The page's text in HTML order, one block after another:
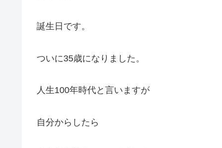
誕生日です。
ついに35歳になりました。
人生100年時代と言いますが
自分からしたら